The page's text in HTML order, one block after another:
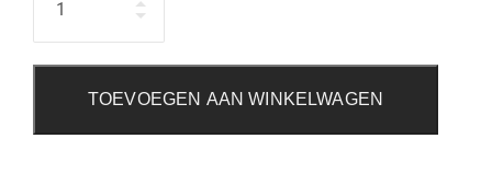
TOEVOEGEN AAN WINKELWAGEN